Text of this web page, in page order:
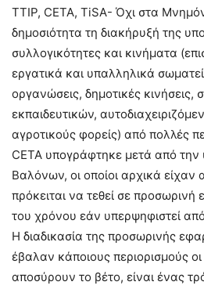
TTIP, CETA, TiSA- Όχι στα
δημοσιότητα τη διακήρυξή της
συλλογικότητες και κινήματα
εργατικά και υπαλληλικά
οργανώσεις, δημοτικές κινήσεις,
εκπαιδευτικών,
αγροτικούς φορείς) από πολλές
CETA υπογράφτηκε μετά από
Βαλόνων, οι οποίοι αρχικά είχαν
πρόκειται να τεθεί σε
του χρόνου εάν υπερψηφιστεί
Η διαδικασία της προσωρινής
έβαλαν κάποιους περιορισμούς
αποσύρουν το βέτο, είναι ένας